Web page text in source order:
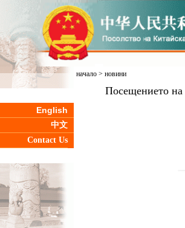
English
中文
Contact Us
начало> новини
Посещението на